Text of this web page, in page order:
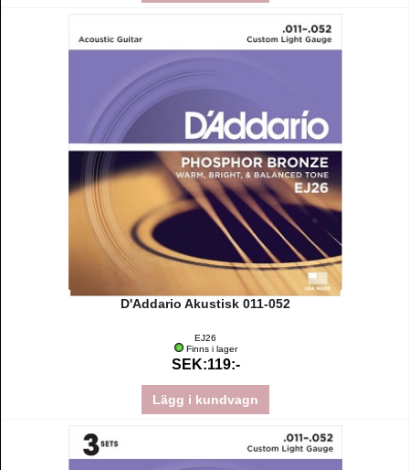
D'Addario Akustisk 011-052
EJ26
Finns i lager
SEK:119:-
Lägg i kundvagn